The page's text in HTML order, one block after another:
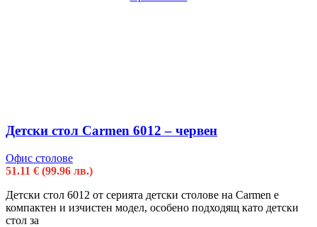
Детски стол Carmen 6012 – червен
Офис столове
51.11 € (99.96 лв.)
Детски стол 6012 от серията детски столове на Carmen е
компактен и изчистен модел, особено подходящ като детски
стол за